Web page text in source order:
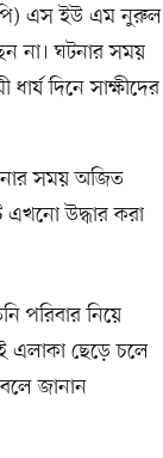
এস ইউ এম নুরুল
না। ঘটনার সময়
দিনে সাক্ষীদের
সময় অজিত
এখনো উদ্ধার করা
পরিবার নিয়ে
এলাকা ছেড়ে চলে
জানান